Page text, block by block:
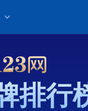
排行